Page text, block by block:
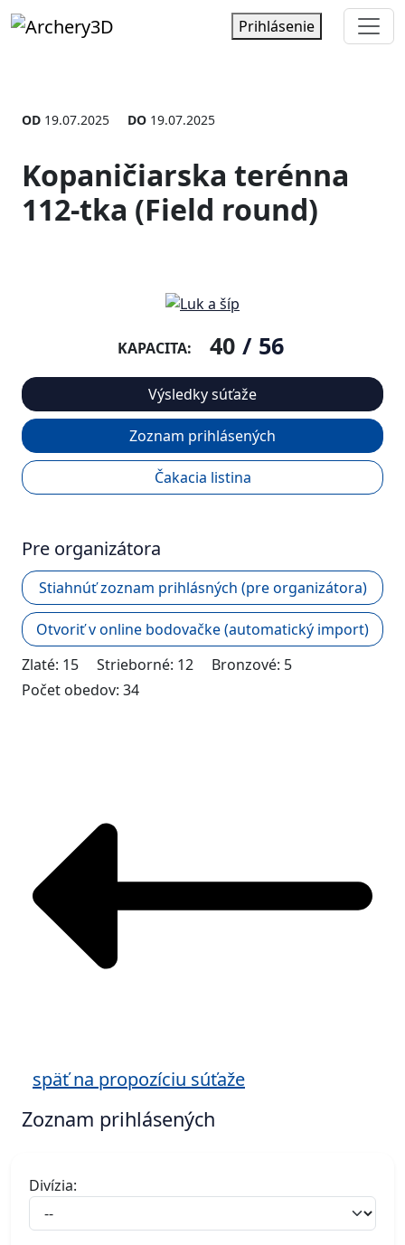
Prihlásenie
OD 19.07.2025 DO 19.07.2025
Kopaničiarska terénna
112-tka (Field round)
KAPACITA: 40 / 56
Výsledky súťaže
Zoznam prihlásených
Čakacia listina
Pre organizátora
Stiahnúť zoznam prihlásných (pre organizátora)
Otvoriť v online bodovačke (automatický import)
Zlaté: 15 Strieborné: 12 Bronzové: 5
Počet obedov: 34
späť na propozíciu súťaže
Zoznam prihlásených
Divízia: